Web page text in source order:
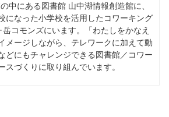
中にある図書館 山中湖情報創造館に、
になった小学校を活用したコワーキング
コモンズにいます。「わたしをかなえ
メージしながら、テレワークに加えて動
どにもチャレンジできる図書館／コワー
スづくりに取り組んでいます。